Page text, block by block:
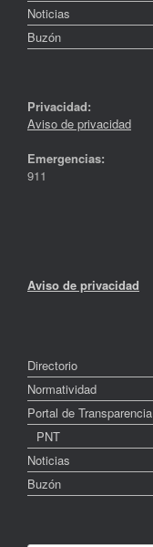
Noticias
Buzón
Privacidad:
Aviso de privacidad
Emergencias:
911
Aviso de privacidad
Directorio
Normatividad
Portal de Transparencia
PNT
Noticias
Buzón